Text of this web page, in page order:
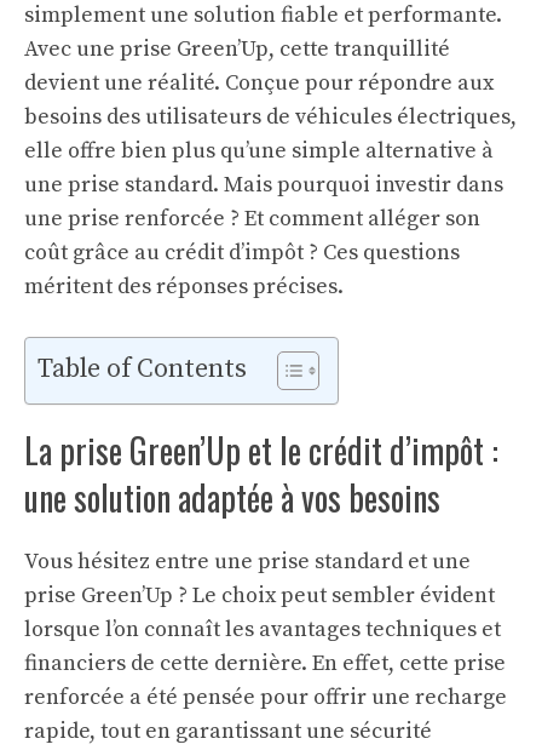
simplement une solution fiable et performante.
Avec une prise Green’Up, cette tranquillité
devient une réalité. Conçue pour répondre aux
besoins des utilisateurs de véhicules électriques,
elle offre bien plus qu’une simple alternative à
une prise standard. Mais pourquoi investir dans
une prise renforcée ? Et comment alléger son
coût grâce au crédit d’impôt ? Ces questions
méritent des réponses précises.
Table of Contents
La prise Green’Up et le crédit d’impôt :
une solution adaptée à vos besoins
Vous hésitez entre une prise standard et une
prise Green’Up ? Le choix peut sembler évident
lorsque l’on connaît les avantages techniques et
financiers de cette dernière. En effet, cette prise
renforcée a été pensée pour offrir une recharge
rapide, tout en garantissant une sécurité